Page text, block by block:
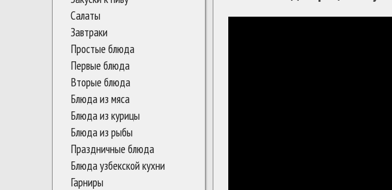
Салаты
Завтраки
Простые блюда
Первые блюда
Вторые блюда
Блюда из мяса
Блюда из курицы
Блюда из рыбы
Праздничные блюда
Блюда узбекской кухни
Гарниры